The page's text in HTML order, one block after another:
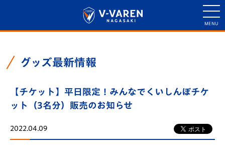
グッズ最新情報
【チケット】平日限定！みんなでくいしんぼチケ
ット（3名分）販売のお知らせ
2022.04.09